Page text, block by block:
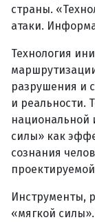
страны.
атаки.
Технология
разрушения и
и реальности.
национальной
силы» как
сознания
Инструменты,
«мягкой